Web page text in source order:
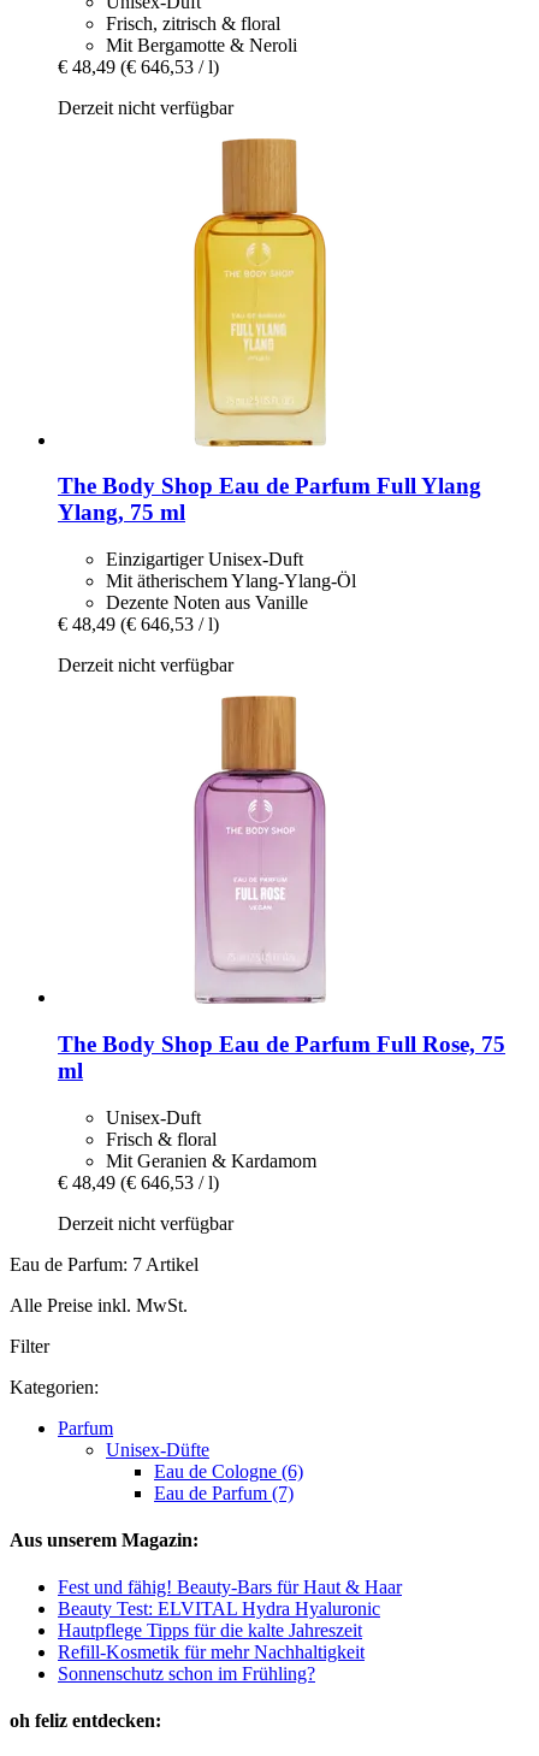
Frisch, zitrisch & floral
Mit Bergamotte & Neroli
€ 48,49 (€ 646,53 / l)
Derzeit nicht verfügbar
The Body Shop Eau de Parfum Full Ylang
Ylang, 75 ml
Einzigartiger Unisex-Duft
Mit ätherischem Ylang-Ylang-Öl
Dezente Noten aus Vanille
€ 48,49 (€ 646,53 / l)
Derzeit nicht verfügbar
The Body Shop Eau de Parfum Full Rose, 75
ml
Unisex-Duft
Frisch & floral
Mit Geranien & Kardamom
€ 48,49 (€ 646,53 / l)
Derzeit nicht verfügbar
Eau de Parfum: 7 Artikel
Alle Preise inkl. MwSt.
Filter
Kategorien:
Parfum
Unisex-Düfte
Eau de Cologne (6)
Eau de Parfum (7)
Aus unserem Magazin:
Fest und fähig! Beauty-Bars für Haut & Haar
Beauty Test: ELVITAL Hydra Hyaluronic
Hautpflege Tipps für die kalte Jahreszeit
Refill-Kosmetik für mehr Nachhaltigkeit
Sonnenschutz schon im Frühling?
oh feliz entdecken: